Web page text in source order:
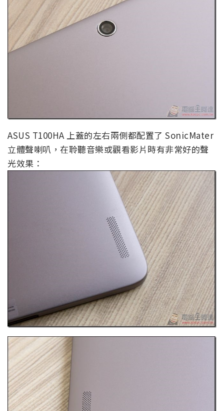
ASUS T100HA 上蓋的左右兩側都配置了 SonicMater
立體聲喇叭，在聆聽音樂或觀看影片時有非常好的聲
光效果：